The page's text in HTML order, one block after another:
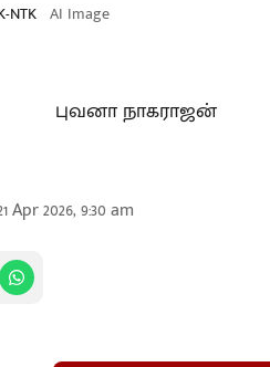
NTK AI Image
புவனா நாகராஜன்
Apr 2026, 9:30 am